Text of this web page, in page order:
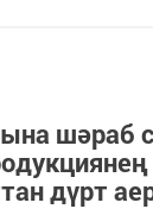
шәраб
дүрт